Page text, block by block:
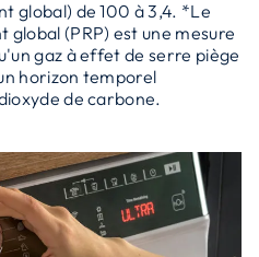
global) de 100 à 3,4. *Le
(PRP) est une mesure
gaz à effet de serre piège
horizon temporel
de carbone.